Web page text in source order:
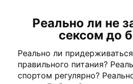
Реально ли не
сексом до
Реально ли
правильного питания?
спортом регулярно?